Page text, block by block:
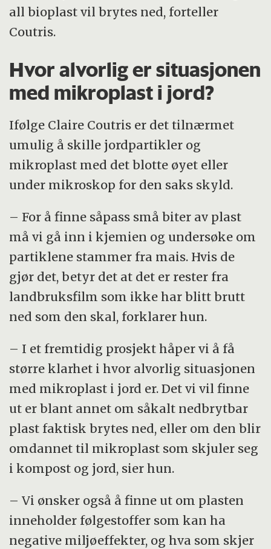
all bioplast vil brytes ned, forteller
Coutris.
Hvor alvorlig er situasjonen
med mikroplast i jord?
Ifølge Claire Coutris er det tilnærmet
umulig å skille jordpartikler og
mikroplast med det blotte øyet eller
under mikroskop for den saks skyld.
– For å finne såpass små biter av plast
må vi gå inn i kjemien og undersøke om
partiklene stammer fra mais. Hvis de
gjør det, betyr det at det er rester fra
landbruksfilm som ikke har blitt brutt
ned som den skal, forklarer hun.
– I et fremtidig prosjekt håper vi å få
større klarhet i hvor alvorlig situasjonen
med mikroplast i jord er. Det vi vil finne
ut er blant annet om såkalt nedbrytbar
plast faktisk brytes ned, eller om den blir
omdannet til mikroplast som skjuler seg
i kompost og jord, sier hun.
– Vi ønsker også å finne ut om plasten
inneholder følgestoffer som kan ha
negative miljøeffekter, og hva som skjer